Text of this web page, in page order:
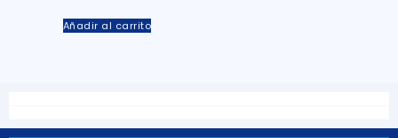
Añadir al carrito